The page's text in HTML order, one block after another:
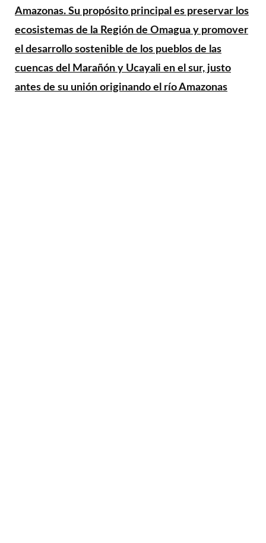
Amazonas. Su propósito principal es preservar los
ecosistemas de la Región de Omagua y promover
el desarrollo sostenible de los pueblos de las
cuencas del Marañón y Ucayali en el sur, justo
antes de su unión originando el río Amazonas